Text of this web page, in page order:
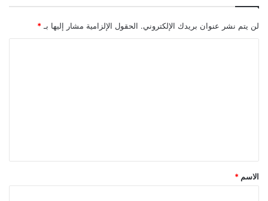
لن يتم نشر عنوان بريدك الإلكتروني. الحقول الإلزامية مشار إليها بـ *
*
الاسم *